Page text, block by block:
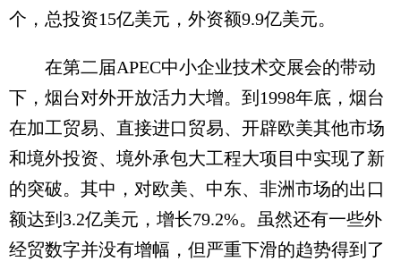
个，总投资15亿美元，外资额9.9亿美元。
在第二届APEC中小企业技术交展会的带动
下，烟台对外开放活力大增。到1998年底，烟台
在加工贸易、直接进口贸易、开辟欧美其他市场
和境外投资、境外承包大工程大项目中实现了新
的突破。其中，对欧美、中东、非洲市场的出口
额达到3.2亿美元，增长79.2%。虽然还有一些外
经贸数字并没有增幅，但严重下滑的趋势得到了